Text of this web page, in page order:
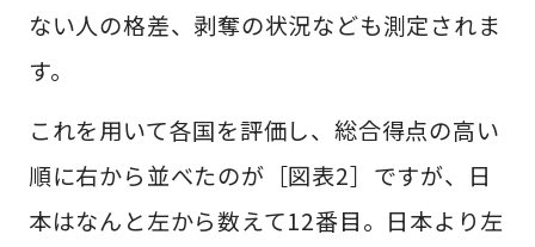
ない人の格差、剥奪の状況なども測定されま
す。
これを用いて各国を評価し、総合得点の高い
順に右から並べたのが［図表2］ですが、日
本はなんと左から数えて12番目。日本より左